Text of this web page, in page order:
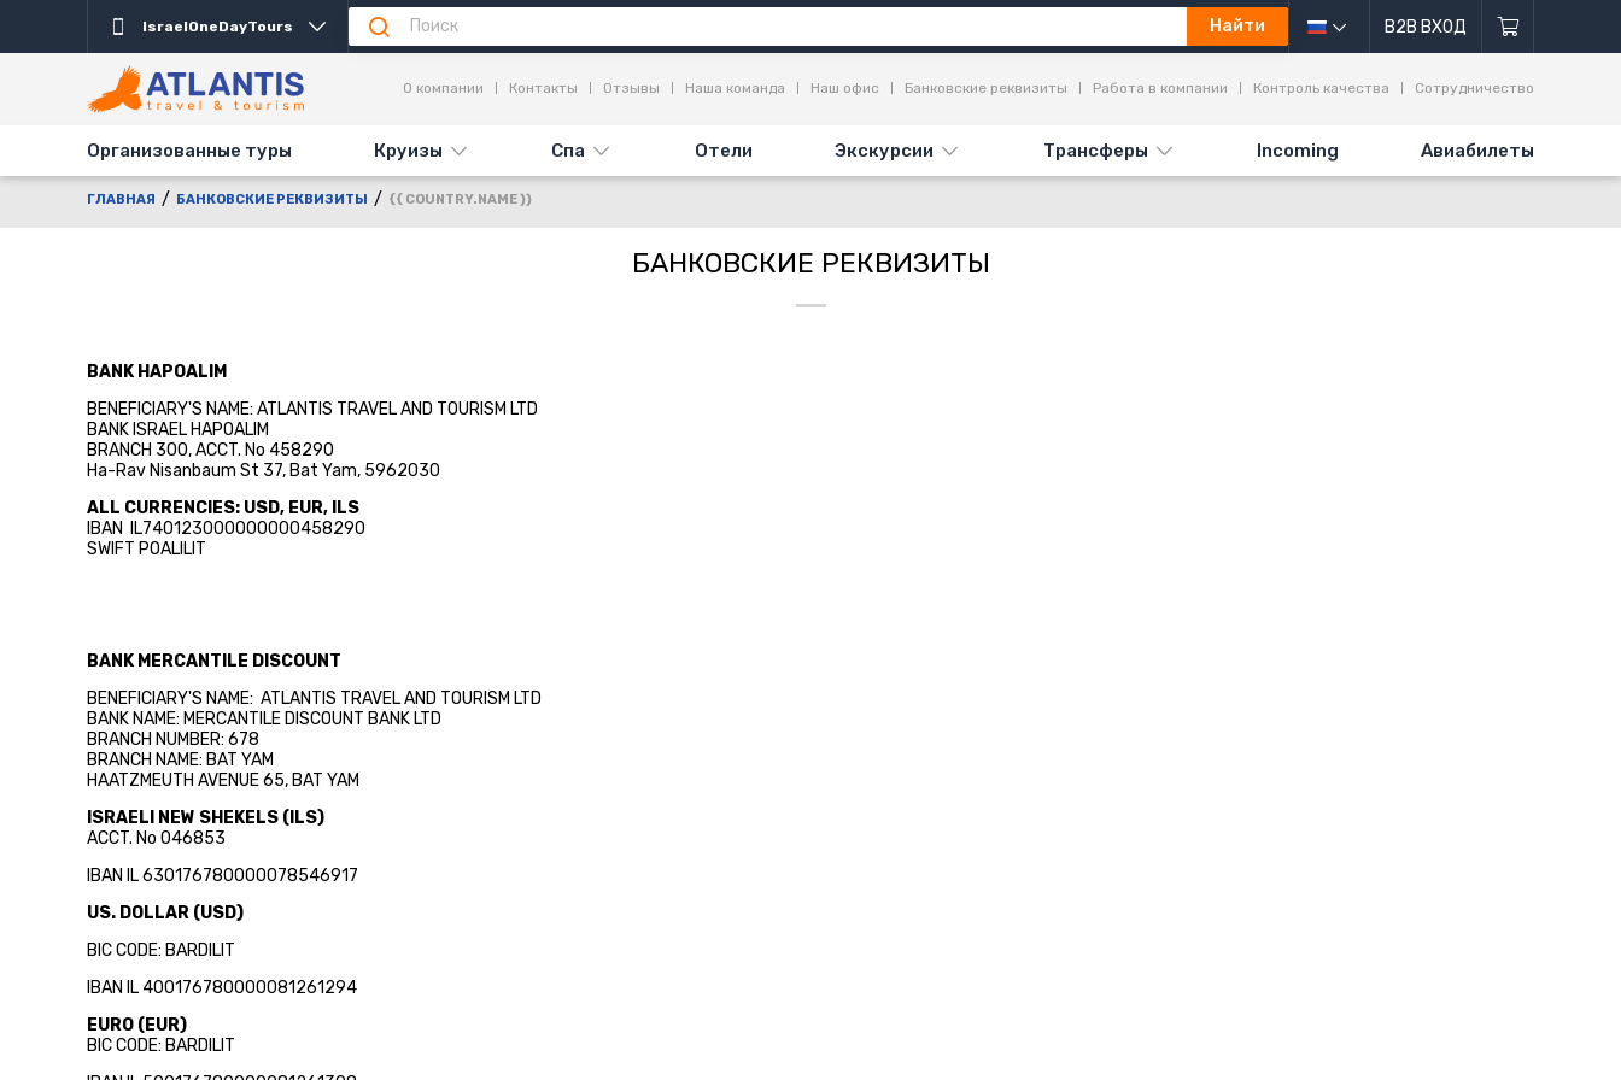
IsraelOneDayTours Найти B2B ВХОД
Организованные туры Круизы Спа Отели Экскурсии Трансферы Incoming Авиабилеты
О компании Контакты Отзывы Наша команда Наш офис Банковские реквизиты Работа в компании Контроль качества Сотрудничество
ГЛАВНАЯ БАНКОВСКИЕ РЕКВИЗИТЫ {{ COUNTRY.NAME }}
БАНКОВСКИЕ РЕКВИЗИТЫ
BANK HAPOALIM
BENEFICIARY'S NAME: ATLANTIS TRAVEL AND TOURISM LTD
BANK ISRAEL HAPOALIM
BRANCH 300, ACCT. No 458290
Ha-Rav Nisanbaum St 37, Bat Yam, 5962030
ALL CURRENCIES: USD, EUR, ILS
IBAN IL740123000000000458290
SWIFT POALILIT
BANK MERCANTILE DISCOUNT
BENEFICIARY'S NAME: ATLANTIS TRAVEL AND TOURISM LTD
BANK NAME: MERCANTILE DISCOUNT BANK LTD
BRANCH NUMBER: 678
BRANCH NAME: BAT YAM
HAATZMEUTH AVENUE 65, BAT YAM
ISRAELI NEW SHEKELS (ILS)
ACCT. No 046853
IBAN IL 630176780000078546917
US. DOLLAR (USD)
BIC CODE: BARDILIT
IBAN IL 400176780000081261294
EURO (EUR)
BIC CODE: BARDILIT